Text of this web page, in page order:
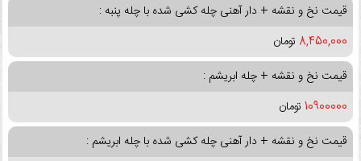
قیمت نخ و نقشه + دار آهنی چله کشی شده با چله پنبه :
8,450,000 تومان
قیمت نخ و نقشه + چله ابریشم :
10900000 تومان
قیمت نخ و نقشه + دار آهنی چله کشی شده با چله ابریشم :